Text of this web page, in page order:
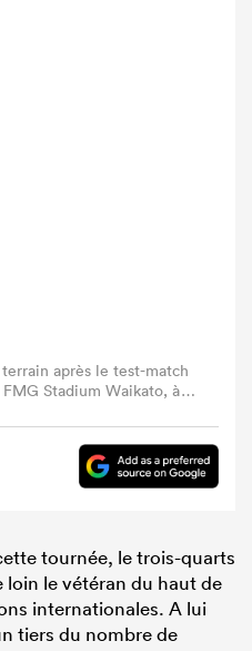
après le test-match
Stadium Waikato, à
tournée, le trois-quarts
le vétéran du haut de
internationales. A lui
tiers du nombre de